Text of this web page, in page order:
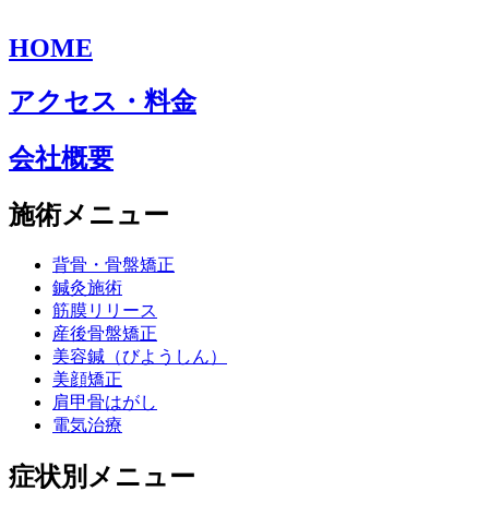
HOME
アクセス・料金
会社概要
施術メニュー
背骨・骨盤矯正
鍼灸施術
筋膜リリース
産後骨盤矯正
美容鍼（びようしん）
美顔矯正
肩甲骨はがし
電気治療
症状別メニュー